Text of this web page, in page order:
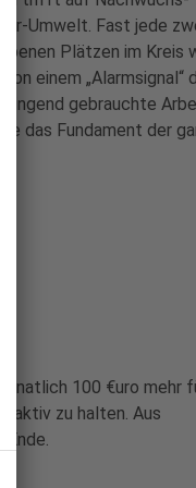
Umwelt. Fast jede
Plätzen im Kreis
einem „Alarmsignal“
gebrauchte
das Fundament der
100 €uro mehr
zu halten. Aus
Ende.